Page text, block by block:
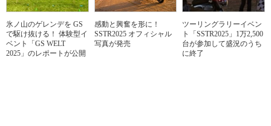
氷ノ山のゲレンデを GS
で駆け抜ける！ 体験型イ
ベント「GS WELT
2025」のレポートが公開
感動と興奮を形に！
SSTR2025 オフィシャル
写真が発売
ツーリングラリーイベン
ト「SSTR2025」1万2,500
台が参加して盛況のうち
に終了